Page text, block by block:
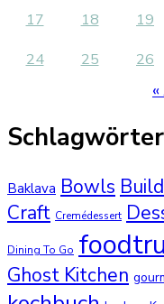
17
18 19
24
25 26
Schlagwörter
Baklava Bowls
Craft Cremédessert
Dining To Go
Ghost Kitchen